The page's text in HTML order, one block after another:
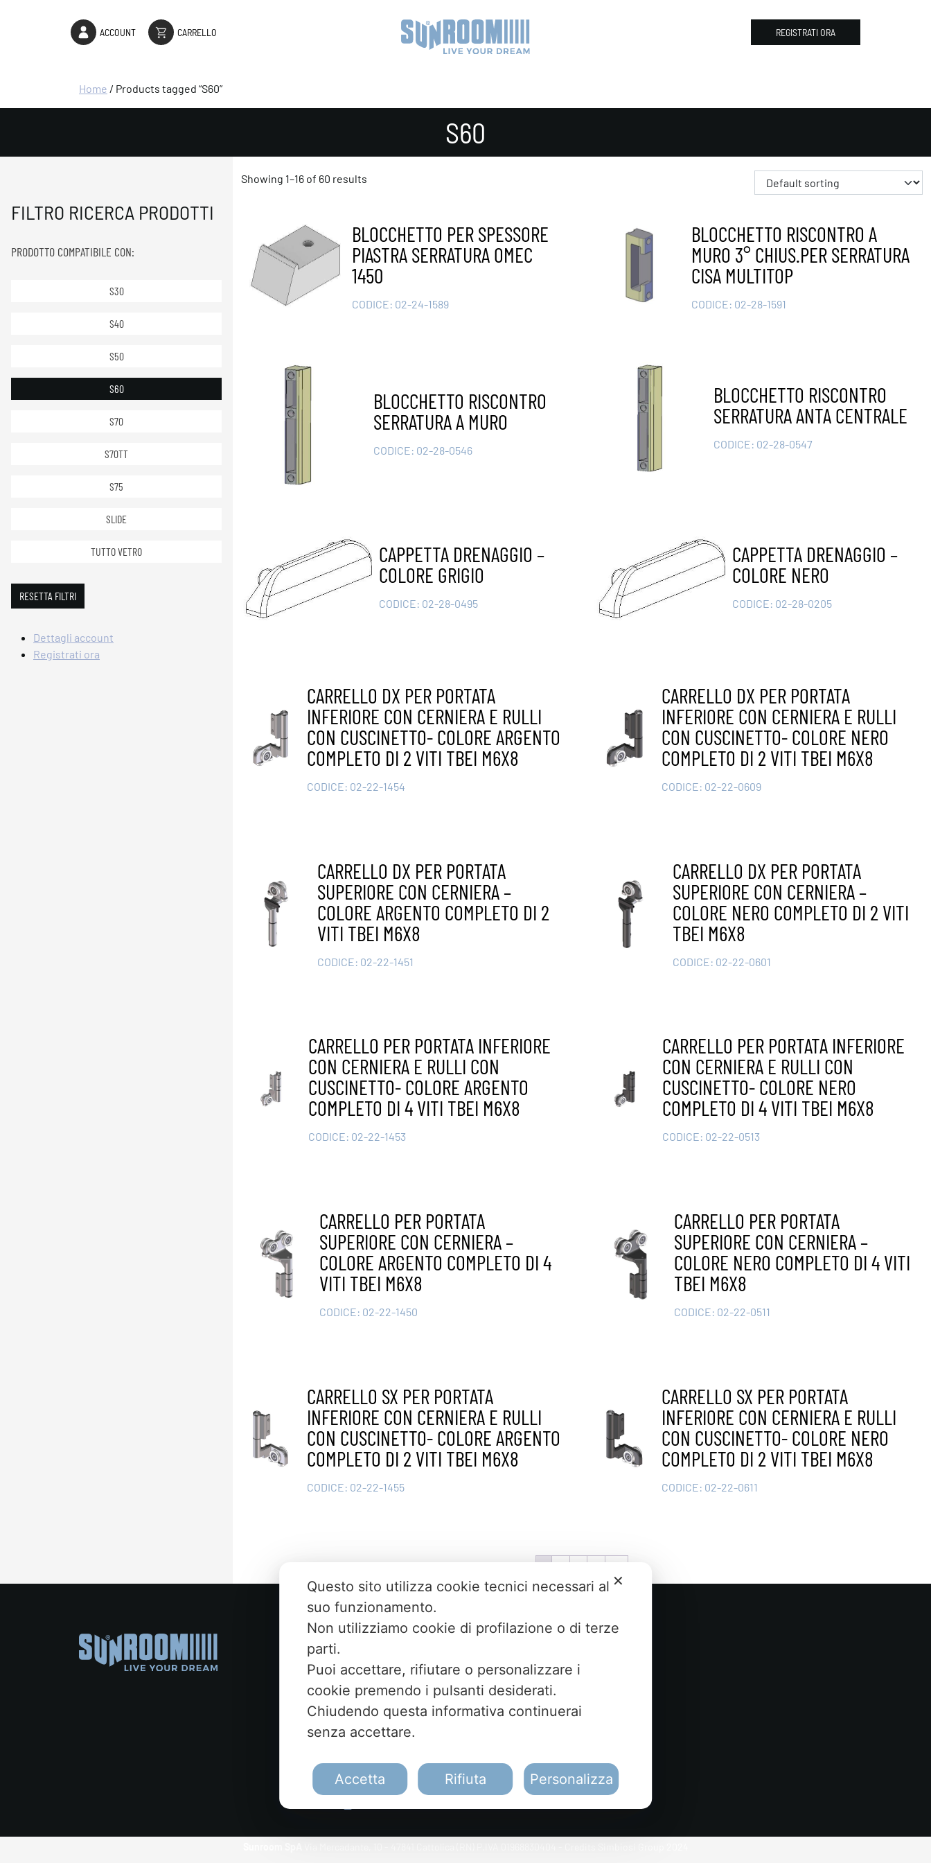
ACCOUNT CARRELLO REGISTRATI ORA
Home / Products tagged “S60”
S60
Showing 1–16 of 60 results
BLOCCHETTO PER SPESSORE
PIASTRA SERRATURA OMEC
1450
CODICE: 02-24-1589
BLOCCHETTO RISCONTRO A
MURO 3° CHIUS.PER SERRATURA
CISA MULTITOP
CODICE: 02-28-1591
BLOCCHETTO RISCONTRO
SERRATURA A MURO
CODICE: 02-28-0546
BLOCCHETTO RISCONTRO
SERRATURA ANTA CENTRALE
CODICE: 02-28-0547
CAPPETTA DRENAGGIO –
COLORE GRIGIO
CODICE: 02-28-0495
CAPPETTA DRENAGGIO –
COLORE NERO
CODICE: 02-28-0205
CARRELLO DX PER PORTATA
INFERIORE CON CERNIERA E RULLI
CON CUSCINETTO- COLORE ARGENTO
COMPLETO DI 2 VITI TBEI M6X8
CODICE: 02-22-1454
CARRELLO DX PER PORTATA
INFERIORE CON CERNIERA E RULLI
CON CUSCINETTO- COLORE NERO
COMPLETO DI 2 VITI TBEI M6X8
CODICE: 02-22-0609
CARRELLO DX PER PORTATA
SUPERIORE CON CERNIERA –
COLORE ARGENTO COMPLETO DI 2
VITI TBEI M6X8
CODICE: 02-22-1451
CARRELLO DX PER PORTATA
SUPERIORE CON CERNIERA –
COLORE NERO COMPLETO DI 2 VITI
TBEI M6X8
CODICE: 02-22-0601
CARRELLO PER PORTATA INFERIORE
CON CERNIERA E RULLI CON
CUSCINETTO- COLORE ARGENTO
COMPLETO DI 4 VITI TBEI M6X8
CODICE: 02-22-1453
CARRELLO PER PORTATA INFERIORE
CON CERNIERA E RULLI CON
CUSCINETTO- COLORE NERO
COMPLETO DI 4 VITI TBEI M6X8
CODICE: 02-22-0513
CARRELLO PER PORTATA
SUPERIORE CON CERNIERA –
COLORE ARGENTO COMPLETO DI 4
VITI TBEI M6X8
CODICE: 02-22-1450
CARRELLO PER PORTATA
SUPERIORE CON CERNIERA –
COLORE NERO COMPLETO DI 4 VITI
TBEI M6X8
CODICE: 02-22-0511
CARRELLO SX PER PORTATA
INFERIORE CON CERNIERA E RULLI
CON CUSCINETTO- COLORE ARGENTO
COMPLETO DI 2 VITI TBEI M6X8
CODICE: 02-22-1455
CARRELLO SX PER PORTATA
INFERIORE CON CERNIERA E RULLI
CON CUSCINETTO- COLORE NERO
COMPLETO DI 2 VITI TBEI M6X8
CODICE: 02-22-0611
1
FILTRO RICERCA PRODOTTI
PRODOTTO COMPATIBILE CON:
S30
S40
S50
S60
S70
S70TT
S75
SLIDE
TUTTO VETRO
RESETTA FILTRI
Dettagli account
Registrati ora
Via Mercadante, 10 Cattolica (RN) - Italy
+39 0541 834011
info@sunroom.it
Numero REA RN - 225109
C.F. e nr. iscrizione al Registro Imprese
07879990153
✕
Questo sito utilizza cookie tecnici necessari al
suo funzionamento.
Non utilizziamo cookie di profilazione o di terze
parti.
Puoi accettare, rifiutare o personalizzare i
cookie premendo i pulsanti desiderati.
Chiudendo questa informativa continuerai
senza accettare.
Accetta Rifiuta Personalizza